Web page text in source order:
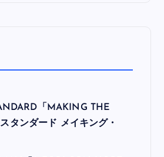
「MAKING THE
タンダード メイキング・